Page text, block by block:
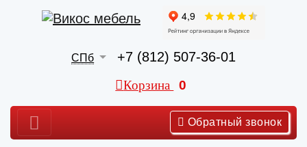
СПб +7 (812) 507-36-01
Корзина 0
Обратный звонок